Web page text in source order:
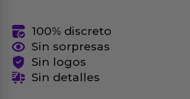
100% discreto
Sin sorpresas
Sin logos
Sin detalles